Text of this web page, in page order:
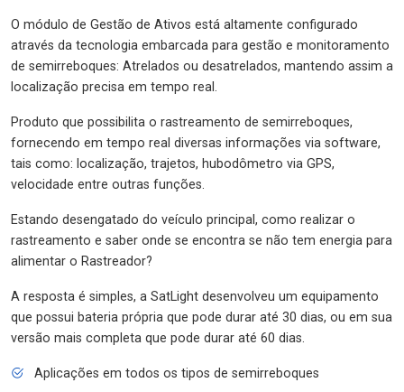
O módulo de Gestão de Ativos está altamente configurado
através da tecnologia embarcada para gestão e monitoramento
de semirreboques: Atrelados ou desatrelados, mantendo assim a
localização precisa em tempo real.
Produto que possibilita o rastreamento de semirreboques,
fornecendo em tempo real diversas informações via software,
tais como: localização, trajetos, hubodômetro via GPS,
velocidade entre outras funções.
Estando desengatado do veículo principal, como realizar o
rastreamento e saber onde se encontra se não tem energia para
alimentar o Rastreador?
A resposta é simples, a SatLight desenvolveu um equipamento
que possui bateria própria que pode durar até 30 dias, ou em sua
versão mais completa que pode durar até 60 dias.
Aplicações em todos os tipos de semirreboques